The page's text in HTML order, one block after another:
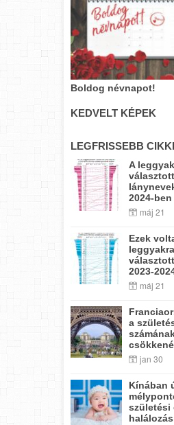
Boldog névnapot!
KEDVELT KÉPEK
LEGFRISSEBB
A
választott
2024-ben
máj 21
Ezek
2023-
máj 21
a
jan 30
Kínában
születési